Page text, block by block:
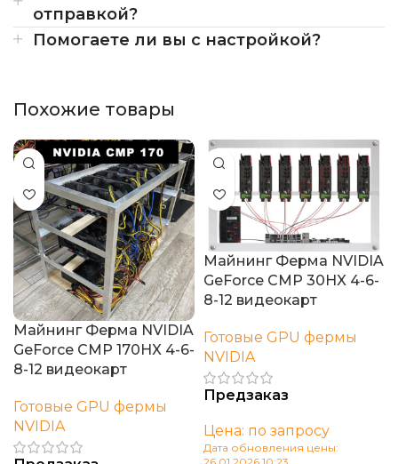
отправкой?
Помогаете ли вы с настройкой?
Похожие товары
Майнинг Ферма NVIDIA
GeForce CMP 170HX 4-6-
8-12 видеокарт
Готовые GPU фермы
NVIDIA
Майнинг Ферма NVIDIA
GeForce CMP 30HX 4-6-
8-12 видеокарт
Готовые GPU фермы
NVIDIA
Предзаказ
Цена: по запросу
Дата обновления цены: